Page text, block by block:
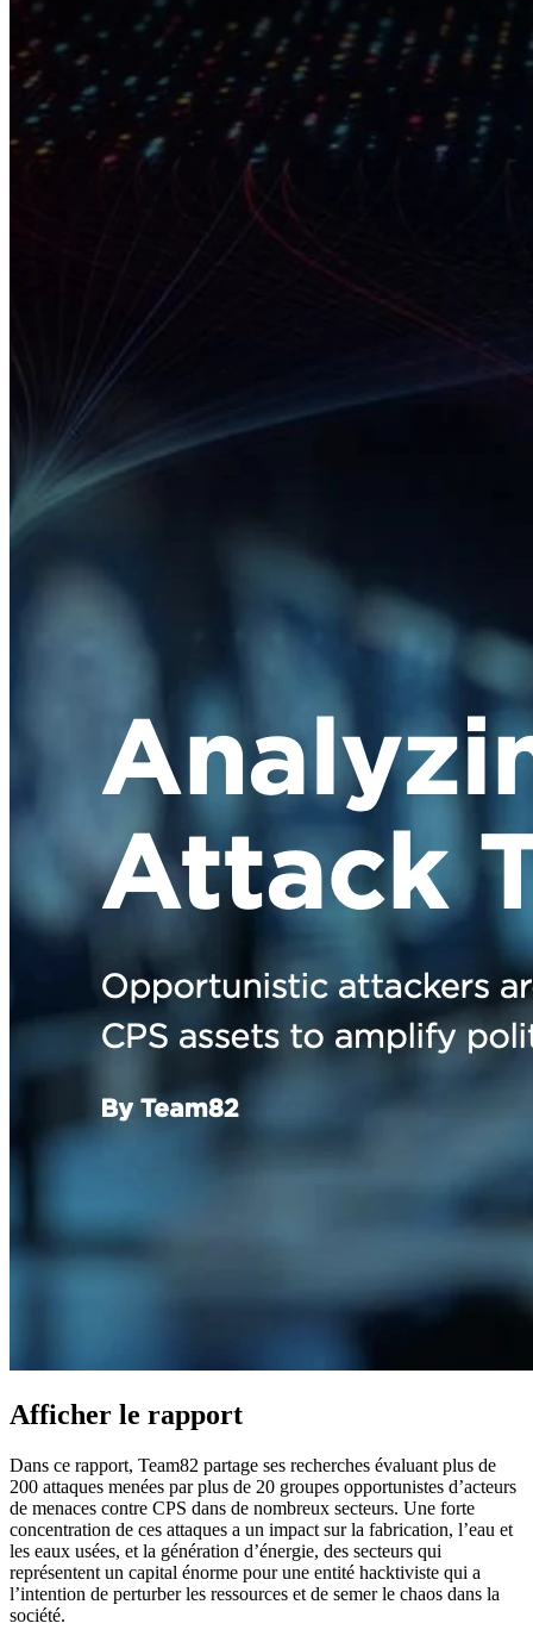
Afficher le rapport
Dans ce rapport, Team82 partage ses recherches évaluant plus de
200 attaques menées par plus de 20 groupes opportunistes d’acteurs
de menaces contre CPS dans de nombreux secteurs. Une forte
concentration de ces attaques a un impact sur la fabrication, l’eau et
les eaux usées, et la génération d’énergie, des secteurs qui
représentent un capital énorme pour une entité hacktiviste qui a
l’intention de perturber les ressources et de semer le chaos dans la
société.